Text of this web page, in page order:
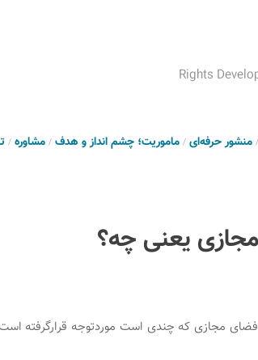
Rights
منشور حرفه‌ای ماموریت؛ چشم انداز و هدف مشاوره
یعنی چه؟
فضای مجازی که چندی است موردتوجه قرارگرفته